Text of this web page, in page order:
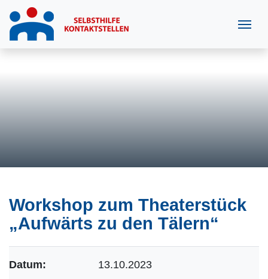
Workshop zum Theaterstück
„Aufwärts zu den Tälern“
Datum:
13.10.2023